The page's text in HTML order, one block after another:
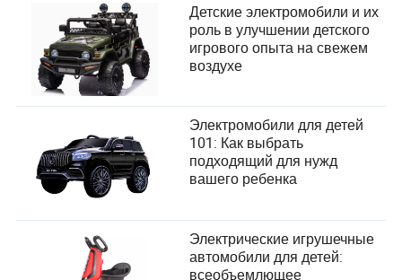
Детские электромобили и их
роль в улучшении детского
игрового опыта на свежем
воздухе
Электромобили для детей
101: Как выбрать
подходящий для нужд
вашего ребенка
Электрические игрушечные
автомобили для детей:
всеобъемлющее